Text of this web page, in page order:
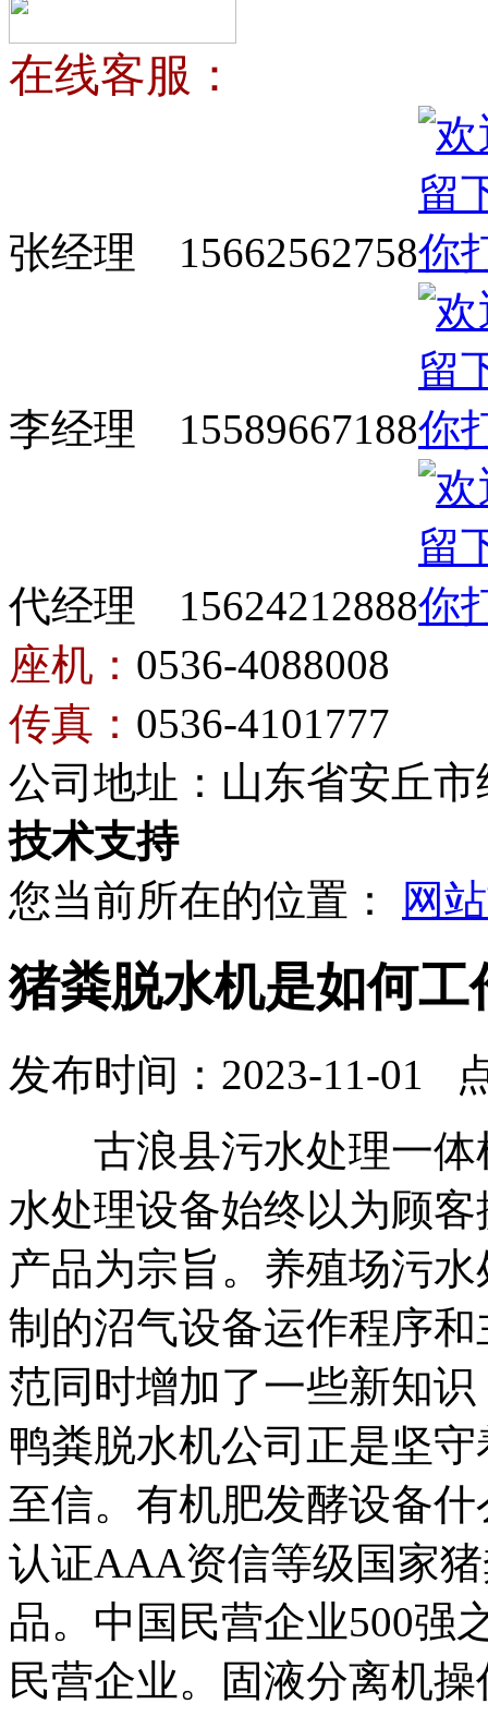
在线客服：
张经理 15662562758
李经理 15589667188
代经理 15624212888
座机： 0536-4088008
传真： 0536-4101777
公司地址：山东省安丘
技术支持
您当前所在的位置：
网
猪粪脱水机是如何工
发布时间：2023-11-01
古浪县污水处理一体
水处理设备始终以为顾
产品为宗旨。养殖场污
制的沼气设备运作程序
范同时增加了一些新知
鸭粪脱水机公司正是坚
至信。有机肥发酵设备
认证AAA资信等级国家
品。中国民营企业500强
民营企业。固液分离机